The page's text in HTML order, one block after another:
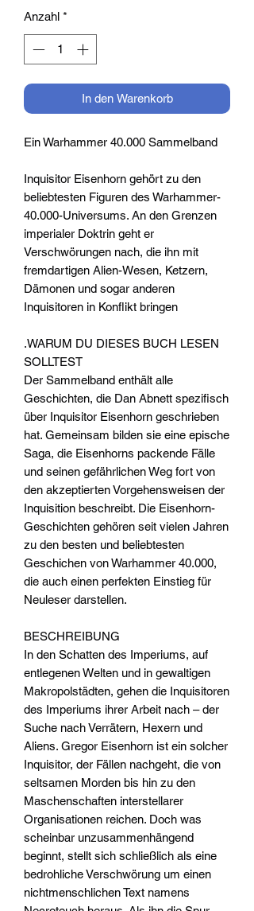
Anzahl *
In den Warenkorb
Ein Warhammer 40.000 Sammelband
Inquisitor Eisenhorn gehört zu den
beliebtesten Figuren des Warhammer-
40.000-Universums. An den Grenzen
imperialer Doktrin geht er
Verschwörungen nach, die ihn mit
fremdartigen Alien-Wesen, Ketzern,
Dämonen und sogar anderen
Inquisitoren in Konflikt bringen
.WARUM DU DIESES BUCH LESEN
SOLLTEST
Der Sammelband enthält alle
Geschichten, die Dan Abnett spezifisch
über Inquisitor Eisenhorn geschrieben
hat. Gemeinsam bilden sie eine epische
Saga, die Eisenhorns packende Fälle
und seinen gefährlichen Weg fort von
den akzeptierten Vorgehensweisen der
Inquisition beschreibt. Die Eisenhorn-
Geschichten gehören seit vielen Jahren
zu den besten und beliebtesten
Geschichen von Warhammer 40.000,
die auch einen perfekten Einstieg für
Neuleser darstellen.
BESCHREIBUNG
In den Schatten des Imperiums, auf
entlegenen Welten und in gewaltigen
Makropolstädten, gehen die Inquisitoren
des Imperiums ihrer Arbeit nach – der
Suche nach Verrätern, Hexern und
Aliens. Gregor Eisenhorn ist ein solcher
Inquisitor, der Fällen nachgeht, die von
seltsamen Morden bis hin zu den
Maschenschaften interstellarer
Organisationen reichen. Doch was
scheinbar unzusammenhängend
beginnt, stellt sich schließlich als eine
bedrohliche Verschwörung um einen
nichtmenschlichen Text namens